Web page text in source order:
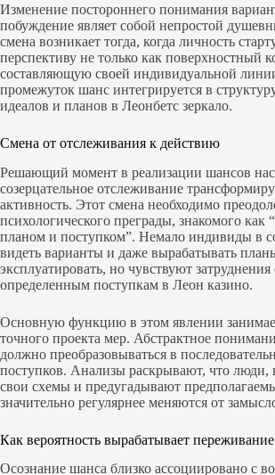
Изменение постороннего понимания
побуждение являет собой непростой
смена возникает тогда, когда личность
перспективу не только как поверхностный
составляющую своей индивидуальной
промежуток шанс интегрируется в
идеалов и планов в Леонбетс зеркало.
Смена от отслеживания к действию
Решающий момент в реализации шансов
созерцательное отслеживание
активность. Этот смена необходимо
психологического преграды, знакомого как
планом и поступком”. Немало индивиды в
видеть варианты и даже вырабатывать
эксплуатировать, но чувствуют
определенным поступкам в Леон казино.
Основную функцию в этом явлении
точного проекта мер. Абстрактное
должно преобразовываться в
поступков. Анализы раскрывают, что люди,
свои схемы и предугадывают
значительно регулярнее меняются от
Как вероятность вырабатывает
Осознание шанса близко ассоциировано с